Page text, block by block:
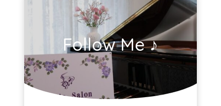
Follow Me ♪